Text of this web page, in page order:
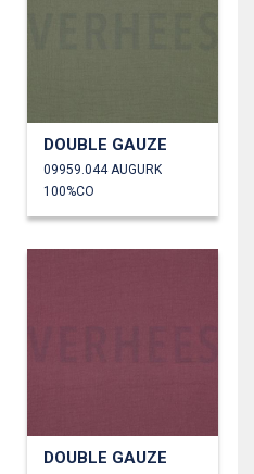
DOUBLE GAUZE
09959.044 AUGURK
100%CO
DOUBLE GAUZE